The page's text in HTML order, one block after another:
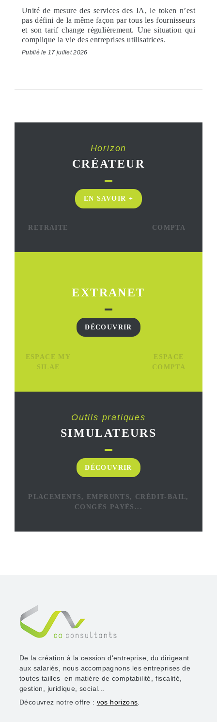
Unité de mesure des services des IA, le token n’est
pas défini de la même façon par tous les fournisseurs
et son tarif change régulièrement. Une situation qui
complique la vie des entreprises utilisatrices.
Publié le 17 juillet 2026
Horizon
CRÉATEUR
EN SAVOIR +
RETRAITE COMPTA
EXTRANET
DÉCOUVRIR
ESPACE MY
SILAE
ESPACE
COMPTA
Outils pratiques
SIMULATEURS
DÉCOUVRIR
PLACEMENTS, EMPRUNTS, CRÉDIT-BAIL,
CONGÉS PAYÉS...
De la création à la cession d'entreprise, du dirigeant
aux salariés, nous accompagnons les entreprises de
toutes tailles en matière de comptabilité, fiscalité,
gestion, juridique, social...
Découvrez notre offre : vos horizons